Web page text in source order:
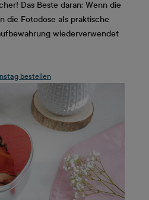
Das Beste daran: Wenn die
die Fotodose als praktische
wiederverwendet
bestellen